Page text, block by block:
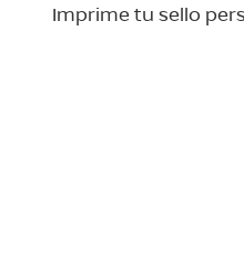
Imprime tu sello